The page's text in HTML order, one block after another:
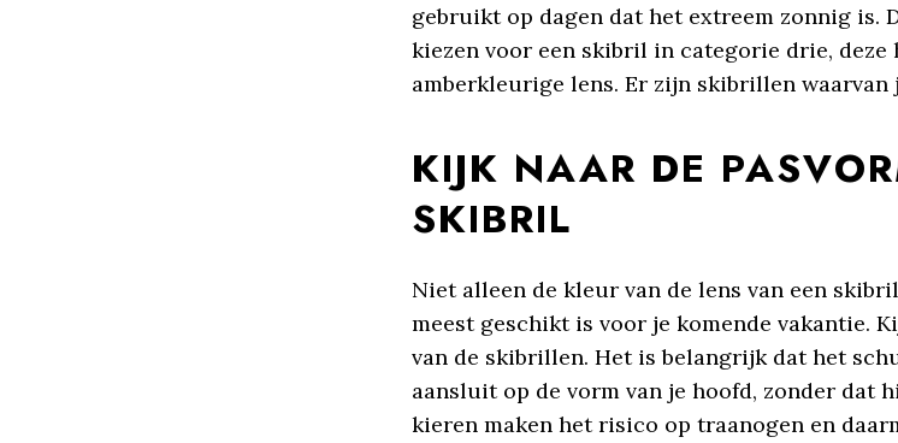
gebruikt op dagen dat het extreem zonnig is.
kiezen voor een skibril in categorie drie, deze
amberkleurige lens. Er zijn skibrillen waarvan
KIJK NAAR DE
SKIBRIL
Niet alleen de kleur van de lens van een
meest geschikt is voor je komende vakantie.
van de skibrillen. Het is belangrijk dat het
aansluit op de vorm van je hoofd, zonder dat
kieren maken het risico op traanogen en